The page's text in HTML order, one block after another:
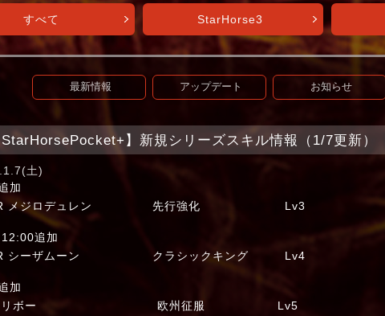
すべて StarHorse3
最新情報 アップデート お知らせ
StarHorsePocket+】新規シリーズスキル情報（1/7更新）
土)
加
メジロデュレン 先行強化 Lv3
追加
シーザムーン クラシックキング Lv4
加
リボー 欧州征服 Lv5